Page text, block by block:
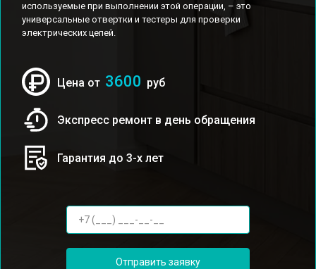
используемые при выполнении этой операции, – это
универсальные отвертки и тестеры для проверки
электрических цепей.
Цена от 3600 руб
Экспресс ремонт в день обращения
Гарантия до 3-х лет
Отправить заявку